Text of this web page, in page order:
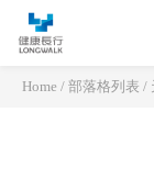
Home / 部落格列表 /